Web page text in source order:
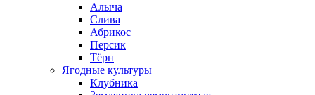
Алыча
Слива
Абрикос
Персик
Тёрн
Ягодные культуры
Клубника